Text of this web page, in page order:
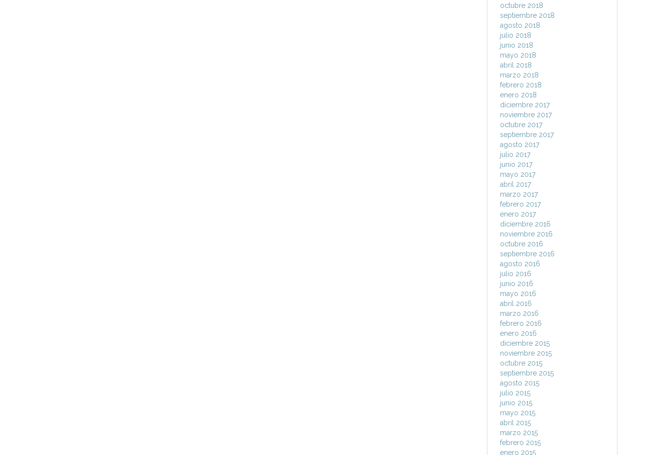
octubre 2018
septiembre 2018
agosto 2018
julio 2018
junio 2018
mayo 2018
abril 2018
marzo 2018
febrero 2018
enero 2018
diciembre 2017
noviembre 2017
octubre 2017
septiembre 2017
agosto 2017
julio 2017
junio 2017
mayo 2017
abril 2017
marzo 2017
febrero 2017
enero 2017
diciembre 2016
noviembre 2016
octubre 2016
septiembre 2016
agosto 2016
julio 2016
junio 2016
mayo 2016
abril 2016
marzo 2016
febrero 2016
enero 2016
diciembre 2015
noviembre 2015
octubre 2015
septiembre 2015
agosto 2015
julio 2015
junio 2015
mayo 2015
abril 2015
marzo 2015
febrero 2015
enero 2015